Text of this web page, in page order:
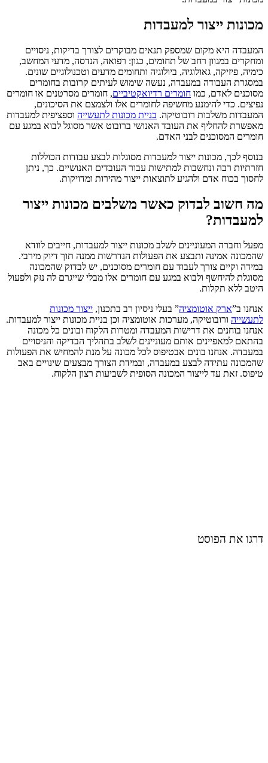
מכונות ייצור למעבדות
המעבדה היא מקום שמספק תנאים מבוקרים לצורך בדיקות, ניסויים
ומחקרים במגוון רחב של תחומים, כגון: רפואה, הנדסה, מדעי המחשב,
כימיה, פיזיקה, גאולוגיה, ביולוגיה ותחומים מדעים וטכנולוגיים שונים.
במסגרת העבודה במעבדה, נעשה שימוש לעיתים קרובות בחומרים
מסוכנים לאדם, כמו חומרים רדיואקטיביים, חומרים מסרטנים או חומרים
נפיצים. כדי להימנע מחשיפה לחומרים אלו ולצמצם את הסיכונים,
המעבדות משלבות רובוטיקה. בניית מכונות לתעשייה וספציפית למעבדות
מאפשרת להחליף את העובד האנושי ברובוט אשר מסוגל לבוא במגע עם
חומרים המסוכנים לבני האדם.
בנוסף לכך, מכונות ייצור למעבדות מסוגלות לבצע עבודות הכוללות
חזרתיות רבה ונחשבות למתישות עבור העובדים האנושיים. כך, ניתן
לחסוך בכוח אדם ולהגיע לתוצאות ייצור מהירות ומדויקות.
מה חשוב לבדוק כאשר משלבים מכונות ייצור
למעבדות?
מפעל וחברה המעוניינים לשלב מכונות ייצור למעבדות, חייבים לוודא
שהמכונה אמינה ותבצע את הפעולות הנדרשות ממנה תוך דיוק מירבי.
במידה וקיים צורך לעבוד עם חומרים מסוכנים, יש לבדוק שהמכונה
מסוגלת להיחשף ולבוא במגע עם חומרים אלו מבלי שייגרם לה נזק ולפעול
היטב ללא תקלות.
אנחנו ב”ארק אוטומציה” בעלי ניסיון רב בתכנון, ייצור מכונות
לתעשייה ורובוטיקה, מערכות אוטומציה וכן בניית מכונות ייצור למעבדות.
אנחנו בוחנים את דרישות המעבדה ומטרות הלקוח ובונים כל מכונה
בהתאם למאפיינים אותם מעוניינים לשלב בתהליך הבדיקה והניסויים
במעבדה. אנחנו בונים אבטיפוס לכל מכונה על מנת להמחיש את הפעולות
שהמכונה עתידה לבצע במעבדה, ובמידת הצורך מבצעים שינויים באב
טיפוס. זאת עד לייצור המכונה הסופית לשביעות רצון הלקוח.
דרגו את הפוסט